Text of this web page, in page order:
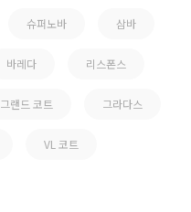
슈퍼노바 삼바
바레다 리스폰스
그랜드 코트 그라다스
VL 코트